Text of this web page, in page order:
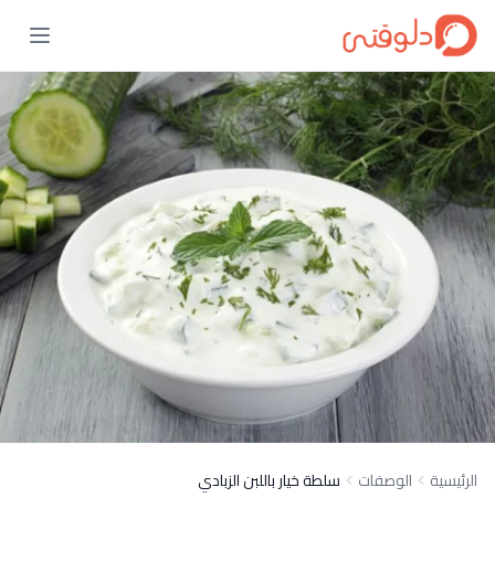
الرئيسية الوصفات سلطة خيار باللبن الزبادي